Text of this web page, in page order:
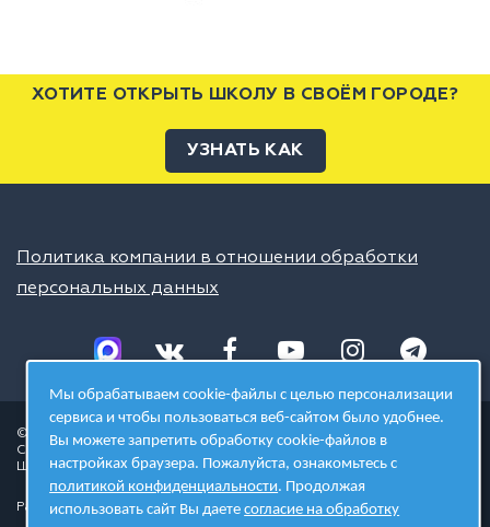
ХОТИТЕ ОТКРЫТЬ ШКОЛУ В СВОЁМ ГОРОДЕ?
УЗНАТЬ КАК
Политика компании в отношении обработки
персональных данных
© 2026 ШЦТ
Сеть центров молодёжного инновационного творчества
Школа цифровых технологий
Разработано в студии
Мы обрабатываем cookie-файлы с целью персонализации
сервиса и чтобы пользоваться веб-сайтом было удобнее.
Вы можете запретить обработку cookie-файлов в
настройках браузера. Пожалуйста, ознакомьтесь с
политикой конфиденциальности. Продолжая
использовать сайт Вы даетесогласие на обработку